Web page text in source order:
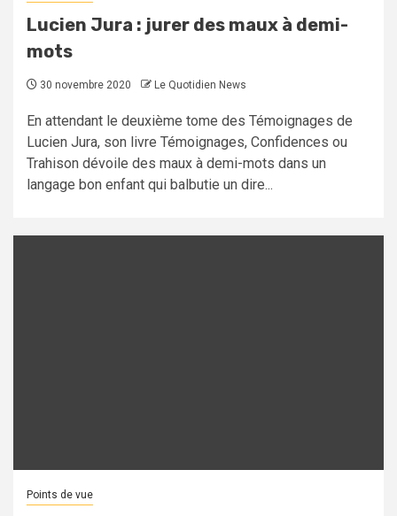
Lucien Jura : jurer des maux à demi-
mots
30 novembre 2020 Le Quotidien News
En attendant le deuxième tome des Témoignages de
Lucien Jura, son livre Témoignages, Confidences ou
Trahison dévoile des maux à demi-mots dans un
langage bon enfant qui balbutie un dire...
Points de vue